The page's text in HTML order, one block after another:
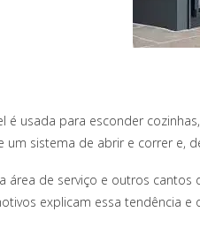
é usada para esconder
um sistema de abrir e correr e,
área de serviço e outros
explicam essa tendência